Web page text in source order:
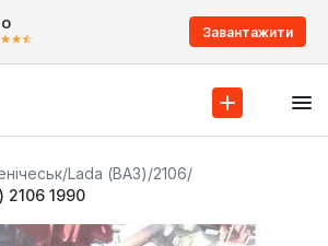
Завантажити
/Lada (ВАЗ)/2106/
2106 1990